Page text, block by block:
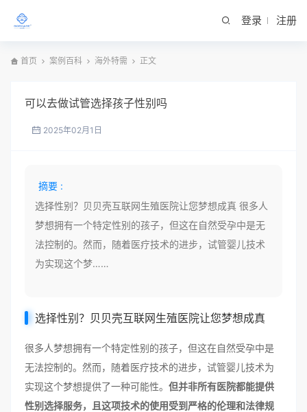
登录 注册
首页 案例百科 海外特需 正文
可以去做试管选择孩子性别吗
2025年02月1日
摘要 :
选择性别？贝贝壳互联网生殖医院让您梦想成真 很多人
梦想拥有一个特定性别的孩子，但这在自然受孕中是无
法控制的。然而，随着医疗技术的进步，试管婴儿技术
为实现这个梦……
选择性别？贝贝壳互联网生殖医院让您梦想成真
很多人梦想拥有一个特定性别的孩子，但这在自然受孕中是
无法控制的。然而，随着医疗技术的进步，试管婴儿技术为
实现这个梦想提供了一种可能性。 但并非所有医院都能提供
性别选择服务，且这项技术的使用受到严格的伦理和法律规